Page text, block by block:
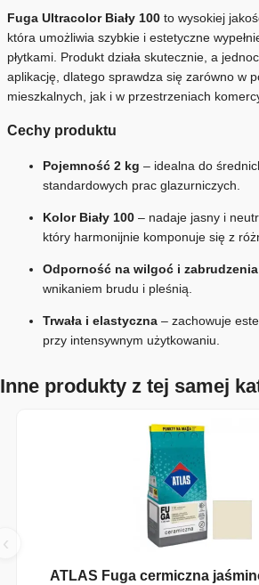
Fuga Ultracolor Biały 100 to wysokiej
która umożliwia szybkie i estetyczne
płytkami. Produkt działa skutecznie, a
aplikację, dlatego sprawdza się zarówno w
mieszkalnych, jak i w przestrzeniach
Cechy produktu
Pojemność 2 kg – idealna do
standardowych prac glazurniczych.
Kolor Biały 100 – nadaje jasny i
który harmonijnie komponuje się z
Odporność na wilgoć i zabrudzenia
wnikaniem brudu i pleśnią.
Trwała i elastyczna – zachowuje
przy intensywnym użytkowaniu.
Inne produkty z tej samej
‹
ATLAS Fuga cermiczna